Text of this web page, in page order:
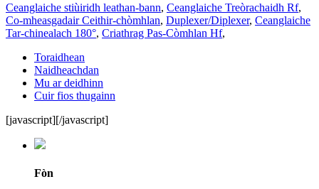
Ceanglaiche stiùiridh leathan-bann, Ceanglaiche Treòrachaidh Rf,
Co-mheasgadair Ceithir-chòmhlan, Duplexer/Diplexer, Ceanglaiche
Tar-chinealach 180°, Criathrag Pas-Còmhlan Hf,
Toraidhean
Naidheachdan
Mu ar deidhinn
Cuir fios thugainn
[javascript][/javascript]
Fòn